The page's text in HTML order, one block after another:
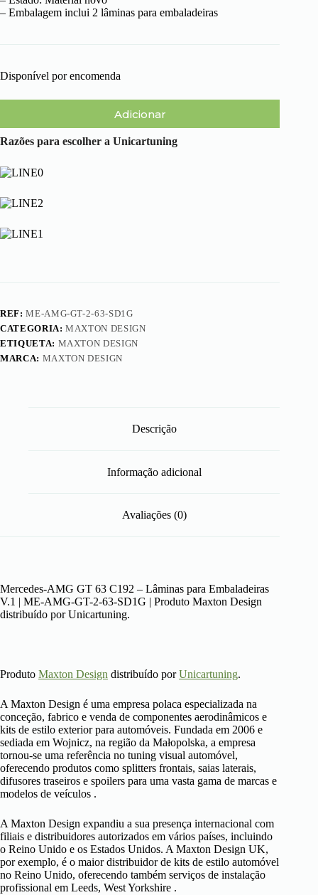
– Embalagem inclui 2 lâminas para embaladeiras
Disponível por encomenda
Adicionar
Razões para escolher a Unicartuning
REF:ME-AMG-GT-2-63-SD1G
CATEGORIA:MAXTON DESIGN
ETIQUETA: MAXTON DESIGN
MARCA: MAXTON DESIGN
Descrição
Informação adicional
Avaliações (0)
Mercedes-AMG GT 63 C192 – Lâminas para Embaladeiras
V.1 | ME-AMG-GT-2-63-SD1G | Produto Maxton Design
distribuído por Unicartuning.
Produto Maxton Design distribuído porUnicartuning.
A Maxton Design é uma empresa polaca especializada na
conceção, fabrico e venda de componentes aerodinâmicos e
kits de estilo exterior para automóveis. Fundada em 2006 e
sediada em Wojnicz, na região da Małopolska, a empresa
tornou-se uma referência no tuning visual automóvel,
oferecendo produtos como splitters frontais, saias laterais,
difusores traseiros e spoilers para uma vasta gama de marcas e
modelos de veículos .
A Maxton Design expandiu a sua presença internacional com
filiais e distribuidores autorizados em vários países, incluindo
o Reino Unido e os Estados Unidos. A Maxton Design UK,
por exemplo, é o maior distribuidor de kits de estilo automóvel
no Reino Unido, oferecendo também serviços de instalação
profissional em Leeds, West Yorkshire .